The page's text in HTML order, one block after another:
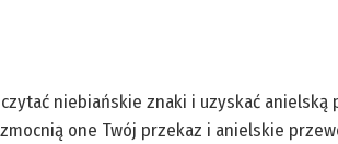
niebiańskie znaki i uzyskać anielską
one Twój przekaz i anielskie